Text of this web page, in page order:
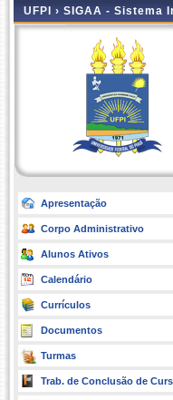
UFPI › SIGAA - Sistema
Apresentação
Corpo Administrativo
Alunos Ativos
Calendário
Currículos
Documentos
Turmas
Trab. de Conclusão de